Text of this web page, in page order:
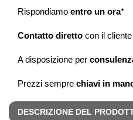
Rispondiamo entro un ora*
Contatto diretto con il cliente
A disposizione per
Prezzi sempre chiavi in
DESCRIZIONE DEL